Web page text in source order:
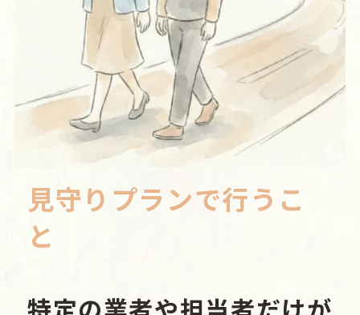
見守りプランで行うこ
と